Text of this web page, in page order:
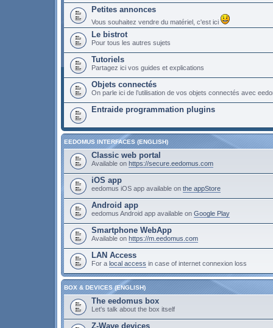
Petites annonces
Vous souhaitez vendre du matériel, c'est ici
Le bistrot
Pour tous les autres sujets
Tutoriels
Partagez ici vos guides et explications
Objets connectés
On parle ici de l’utilisation de vos objets connectés avec
Entraide programmation plugins
EEDOMUS INTERFACES (ENGLISH)
Classic web portal
Available on https://secure.eedomus.com
iOS app
eedomus iOS app available on the appStore
Android app
eedomus Android app available on Google Play
Smartphone WebApp
Available on https://m.eedomus.com
LAN Access
For a local access in case of internet connexion loss
BOX & DEVICES (ENGLISH)
The eedomus box
Let's talk about the box itself
Z-Wave devices